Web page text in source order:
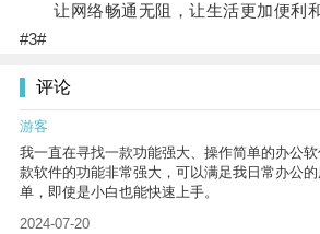
让网络畅通无阻，让生活更加便利和
#3#
评论
游客
我一直在寻找一款功能强大、操作简单的办公
款软件的功能非常强大，可以满足我日常办公
单，即使是小白也能快速上手。
2024-07-20